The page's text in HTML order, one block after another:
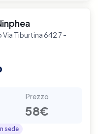
Tiburtina 642 7 -
Prezzo
58€
sede